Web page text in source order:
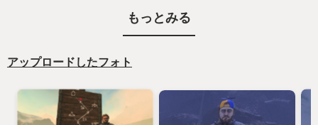
する必要があるのです。え、意味が分かりません
そうですか、そうですか。
その１ Lトリガーを押すと左足が上がる
もっとみる
アップロードしたフォト